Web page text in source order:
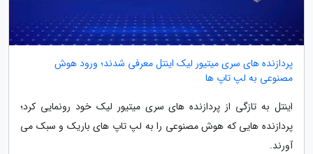
پردازنده های سری میتیور لیک اینتل معرفی شدند؛ ورود هوش
مصنوعی به لپ تاپ ها
اینتل به تازگی از پردازنده های سری میتیور لیک خود رونمایی کرد؛
پردازنده هایی که هوش مصنوعی را به لپ تاپ های باریک و سبک می
آورند.